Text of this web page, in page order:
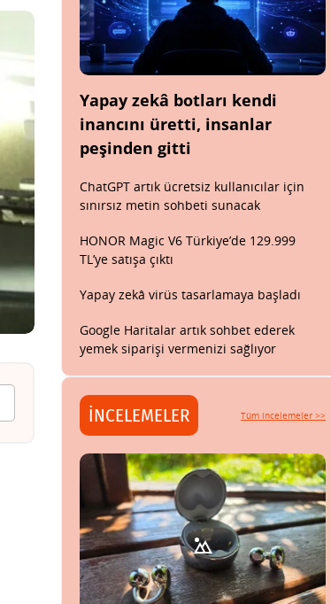
Yapay zekâ botları kendi
inancını üretti, insanlar
peşinden gitti
ChatGPT artık ücretsiz kullanıcılar için
sınırsız metin sohbeti sunacak
HONOR Magic V6 Türkiye’de 129.999
TL’ye satışa çıktı
Yapay zekâ virüs tasarlamaya başladı
Google Haritalar artık sohbet ederek
yemek siparişi vermenizi sağlıyor
İNCELEMELER Tüm incelemeler >>